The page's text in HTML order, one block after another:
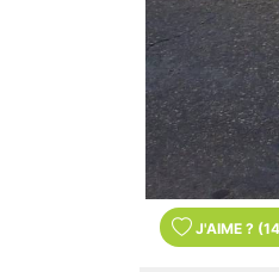
J'AIME ?